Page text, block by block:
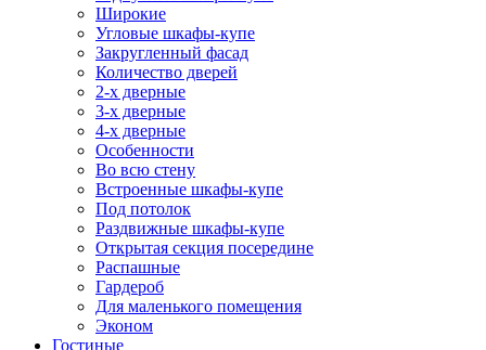
Широкие
Угловые шкафы-купе
Закругленный фасад
Количество дверей
2-х дверные
3-х дверные
4-х дверные
Особенности
Во всю стену
Встроенные шкафы-купе
Под потолок
Раздвижные шкафы-купе
Открытая секция посередине
Распашные
Гардероб
Для маленького помещения
Эконом
Гостиные